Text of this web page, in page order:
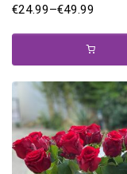
€24.99–€49.99